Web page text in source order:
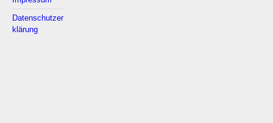
Datenschutzer
klärung